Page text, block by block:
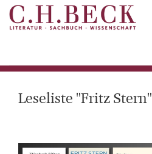
Leseliste "Fritz Stern"